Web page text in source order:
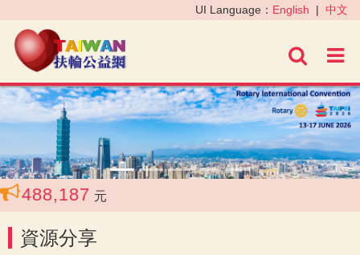
進階
UI Language： English | 中文
‹ ›
元
資源分享